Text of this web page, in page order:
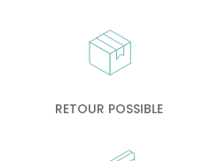
RETOUR POSSIBLE